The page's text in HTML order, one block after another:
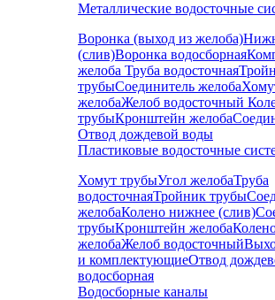
Металлические водосточные
Воронка (выход из желоба)
(слив)Воронка водосборная
желоба Труба водосточная
трубыСоединитель желоба
желобаЖелоб водосточный
трубыКронштейн желоба
Отвод дождевой воды
Пластиковые водосточные
Хомут трубыУгол желобаТруба
водосточнаяТройник трубы
желобаКолено нижнее (слив)
трубыКронштейн желоба
желобаЖелоб водосточный
и комплектующиеОтвод
водосборная
Водосборные каналы